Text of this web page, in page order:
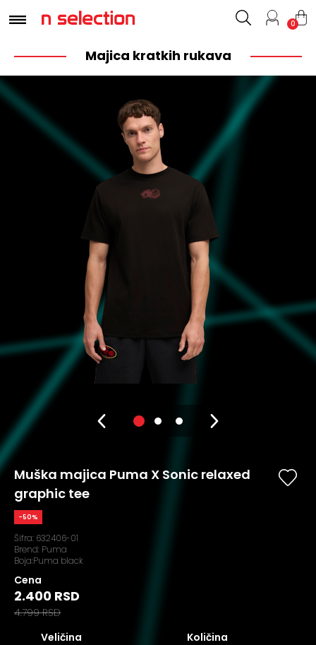
0
Majica kratkih rukava
Muška majica Puma X Sonic relaxed
graphic tee
-50%
Šifra: 632406-01
Brend: Puma
Boja:Puma black
Cena
2.400 RSD
4.799 RSD
Veličina
Količina